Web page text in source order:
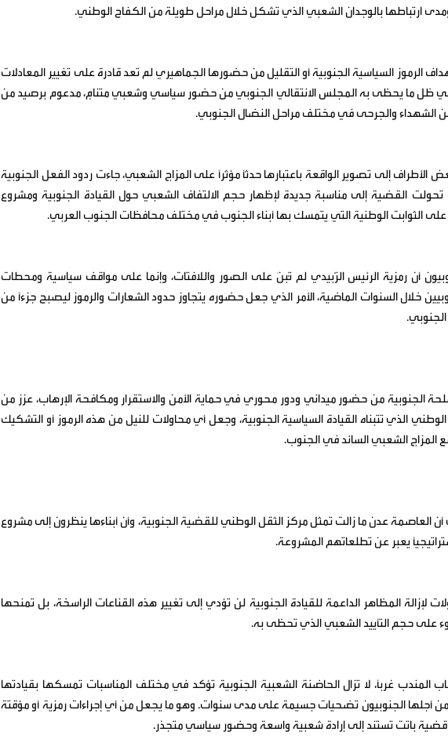
ارتباطها بالوجدان الشعبي الذي تشكل خلال مراحل طويلة من الكفاح الوطني.
الرموز السياسية الجنوبية أو التقليل من حضورها الجماهيري لم تعد قادرة على تغيير المعادلات
ظل ما يحظى به المجلس الانتقالي الجنوبي من حضور سياسي وشعبي متنامٍ، مدعوم برصيد من
الشهداء والجرحى في مختلف مراحل النضال الجنوبي.
إلى تصوير الواقعة باعتبارها حدثاً مؤثراً على المزاج الشعبي، جاءت ردود الفعل الجنوبية
القضية إلى مناسبة جديدة لإظهار حجم الالتفاف الشعبي حول القيادة الجنوبية ومشروع
على الثوابت الوطنية التي يتمسك بها أبناء الجنوب في مختلف محافظات الجنوب العربي.
أن رمزية الرئيس الزُبيدي لم تُبنَ على الصور واللافتات، وإنما على مواقف سياسية ومحطات
خلال السنوات الماضية، الأمر الذي جعل حضوره يتجاوز حدود الشعارات والرموز ليصبح جزءاً من
الجنوبية من حضور ميداني ودور محوري في حماية الأمن والاستقرار ومكافحة الإرهاب، عزز من
الذي تتبناه القيادة السياسية الجنوبية، وجعل أي محاولات للنيل من هذه الرموز أو التشكيك
المزاج الشعبي السائد في الجنوب.
العاصمة عدن ما زالت تمثل مركز الثقل الوطني للقضية الجنوبية، وأن أبناءها ينظرون إلى مشروع
يعبر عن تطلعاتهم المشروعة.
لإزالة المظاهر الداعمة للقيادة الجنوبية لن تؤدي إلى تغيير هذه القناعات الراسخة، بل تمنحها
على حجم التأييد الشعبي الذي تحظى به.
المندب غرباً، لا تزال الحاضنة الشعبية الجنوبية تؤكد في مختلف المناسبات تمسكها بقيادتها
من أجلها الجنوبيون تضحيات جسيمة على مدى سنوات. وهو ما يجعل من أي إجراءات رمزية أو مؤقتة
قضية باتت تستند إلى إرادة شعبية واسعة وحضور سياسي متجذر.